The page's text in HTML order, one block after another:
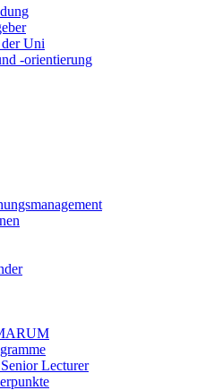
der Uni
-orientierung
Lecturer